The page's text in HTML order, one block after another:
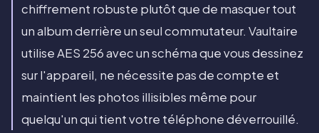
chiffrement robuste plutôt que de masquer tout
un album derrière un seul commutateur. Vaultaire
utilise AES 256 avec un schéma que vous dessinez
sur l'appareil, ne nécessite pas de compte et
maintient les photos illisibles même pour
quelqu'un qui tient votre téléphone déverrouillé.